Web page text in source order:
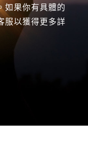
如果你有具體的
服以獲得更多詳